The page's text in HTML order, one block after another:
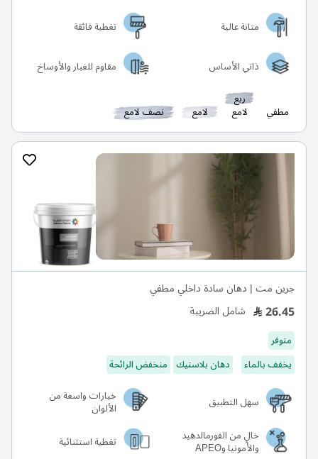
متانة عالية
تغطية فائقة
ذاتي الأساس
مقاوم للغبار والأوساخ
مطفي
ربع
لامع لامع نصف لامع
جرين مت | دهان سادة داخلي مطفي
26.45 شامل الضريبة
متوفر
يخفف بالماء
دهان بلاستيك منخفض الرائحة
سهل التطبيق
خيارات واسعة من
الألوان
خالٍ من الفورمالدهيد
والأمونيا وAPEO تغطية استثنائية